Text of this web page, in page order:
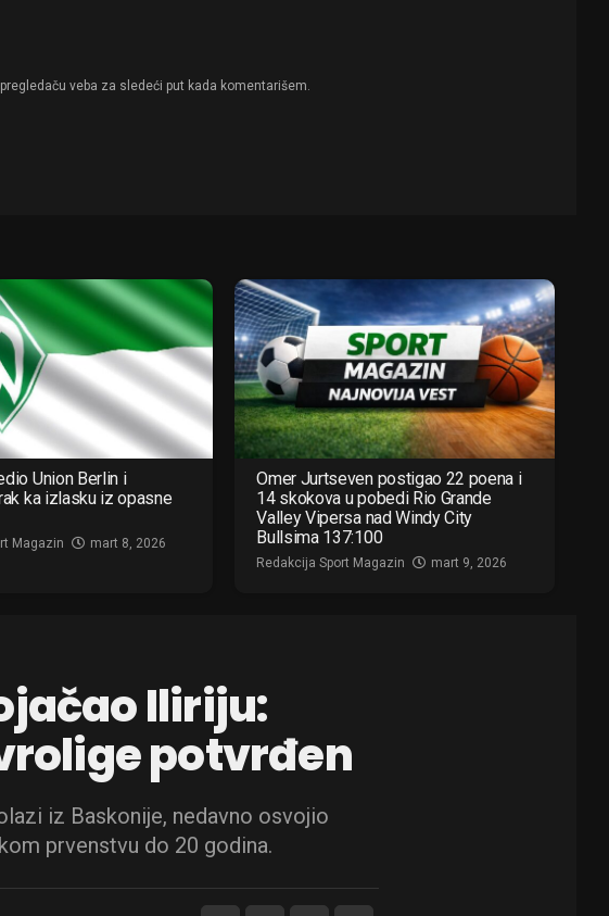
veba za sledeći put kada komentarišem.
Union Berlin i
ka izlasku iz opasne
Magazin mart 8, 2026
Omer Jurtseven postigao 22 poena i
14 skokova u pobedi Rio Grande
Valley Vipersa nad Windy City
Bullsima 137:100
Redakcija Sport Magazin mart 9, 2026
Iliriju:
potvrđen
iz Baskonije, nedavno osvojio
prvenstvu do 20 godina.